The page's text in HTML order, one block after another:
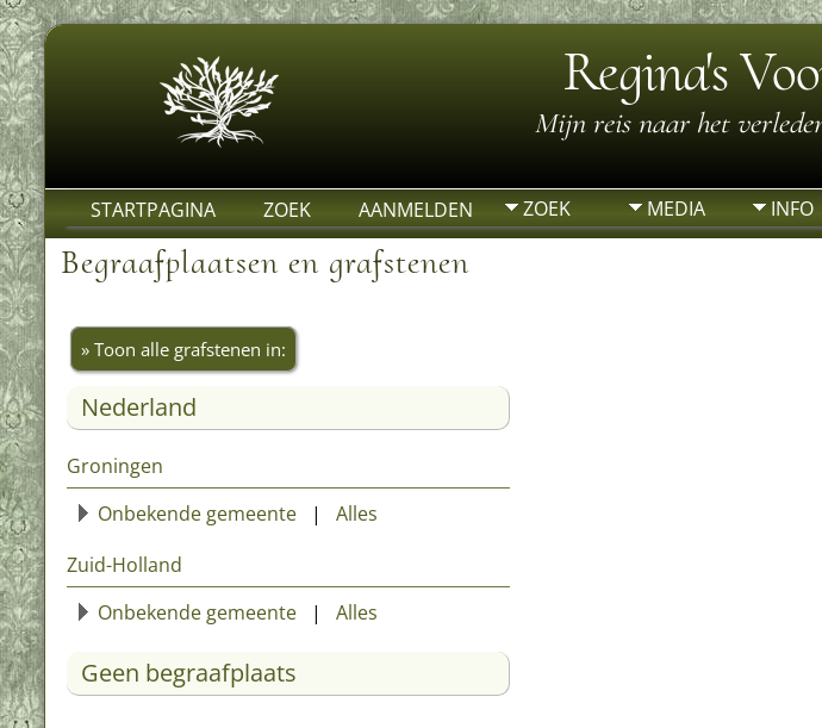
Regina's
Mijn reis naar het
STARTPAGINA ZOEK AANMELDEN ZOEK MEDIA INFO
Begraafplaatsen en grafstenen
» Toon alle grafstenen in:
Nederland
Groningen
Onbekende gemeente| Alles
Zuid-Holland
Onbekende gemeente| Alles
Geen begraafplaats